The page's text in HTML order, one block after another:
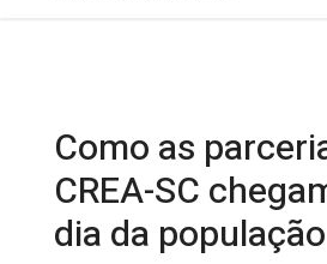
Como as
CREA-SC
dia da população